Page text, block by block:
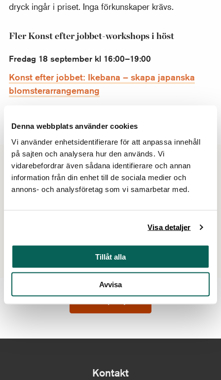
Denna webbplats använder cookies
Vi använder enhetsidentifierare för att anpassa innehåll
på sajten och analysera hur den används. Vi
vidarebefordrar även sådana identifierare och annan
information från din enhet till de sociala medier och
annons- och analysföretag som vi samarbetar med.
Visa detaljer
Tillåt alla
Avvisa
dryck ingår i priset. Inga förkunskaper krävs.
Fler Konst efter jobbet-workshops i höst
Fredag 18 september kl 16:00–19:00
Konst efter jobbet: Ikebana – skapa japanska
blomsterarrangemang
Brodera dagbok med Maja Stjärna
Tider
fredag 16/10 16:00–19:00
Du hittar museets alla aktiviteter och evenemang i kalendern.
Förköp biljett
Kontakt